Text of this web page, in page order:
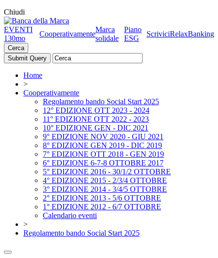
Chiudi
EVENTI
130mo
Cooperativamente
Marca
solidale
Piano
ESG
ScriviciRelaxBanking
Cerca
Home
>
Cooperativamente
Regolamento bando Social Start 2025
12° EDIZIONE OTT 2023 - 2024
11° EDIZIONE OTT 2022 - 2023
10° EDIZIONE GEN - DIC 2021
9° EDIZIONE NOV 2020 - GIU 2021
8° EDIZIONE GEN 2019 - DIC 2019
7° EDIZIONE OTT 2018 - GEN 2019
6° EDIZIONE 6-7-8 OTTOBRE 2017
5° EDIZIONE 2016 - 30/1/2 OTTOBRE
4° EDIZIONE 2015 - 2/3/4 OTTOBRE
3° EDIZIONE 2014 - 3/4/5 OTTOBRE
2° EDIZIONE 2013 - 5/6 OTTOBRE
1° EDIZIONE 2012 - 6/7 OTTOBRE
Calendario eventi
>
Regolamento bando Social Start 2025